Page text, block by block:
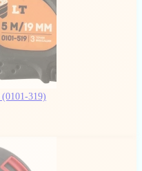
(0101-319)